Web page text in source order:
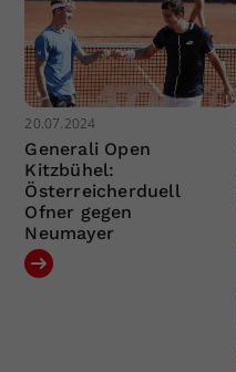
20.07.2024
Generali Open
Kitzbühel:
Österreicherduell
Ofner gegen
Neumayer